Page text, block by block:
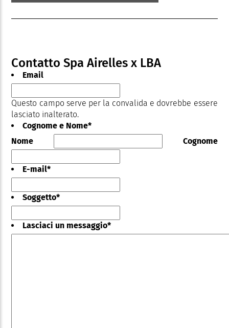
Contatto Spa Airelles x LBA
Email
Questo campo serve per la convalida e dovrebbe essere
lasciato inalterato.
Cognome e Nome*
Nome
Cognome
E-mail*
Soggetto*
Lasciaci un messaggio*